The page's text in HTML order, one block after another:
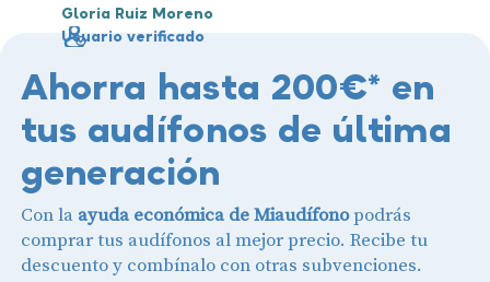
Gloria Ruiz Moreno
Usuario verificado
Ahorra hasta 200€* en
tus audífonos de última
generación
Con la ayuda económica de Miaudífonopodrás
comprar tus audífonos al mejor precio. Recibe tu
descuento y combínalo con otras subvenciones.